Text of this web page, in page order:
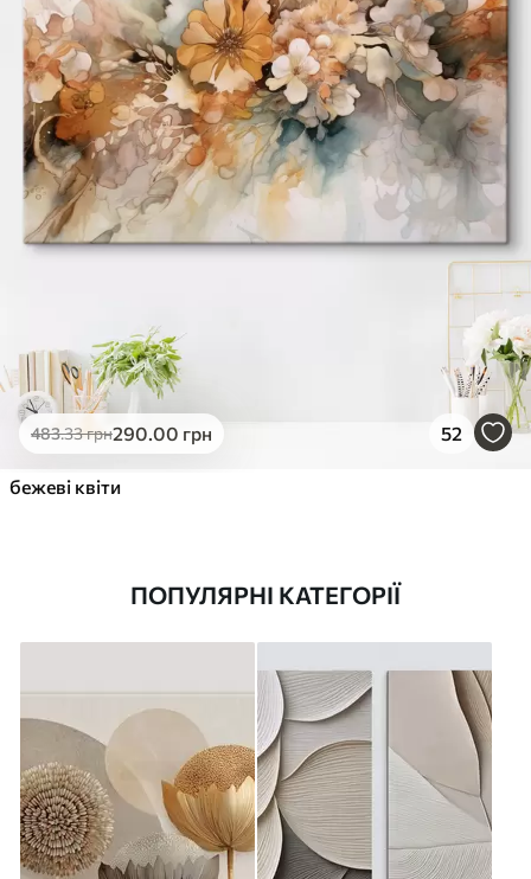
483.33грн290.00 грн 52
бежеві квіти
ПОПУЛЯРНІ КАТЕГОРІЇ